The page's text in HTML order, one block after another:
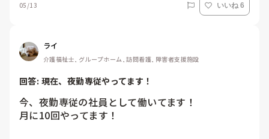
05/13 いいね 6
ライ
介護福祉士, グループホーム, 訪問看護, 障害者支援施設
回答: 現在、夜勤専従やってます！
今、夜勤専従の社員として働いてます！
月に10回やってます！